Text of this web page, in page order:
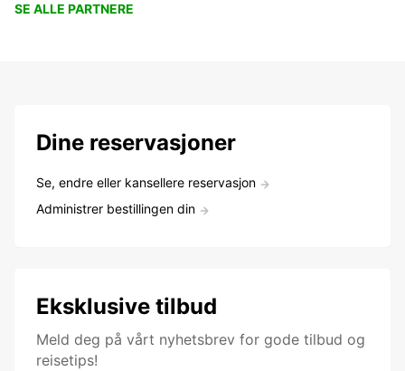
SE ALLE PARTNERE
Dine reservasjoner
Se, endre eller kansellere reservasjon
Administrer bestillingen din
Eksklusive tilbud
Meld deg på vårt nyhetsbrev for gode tilbud og
reisetips!